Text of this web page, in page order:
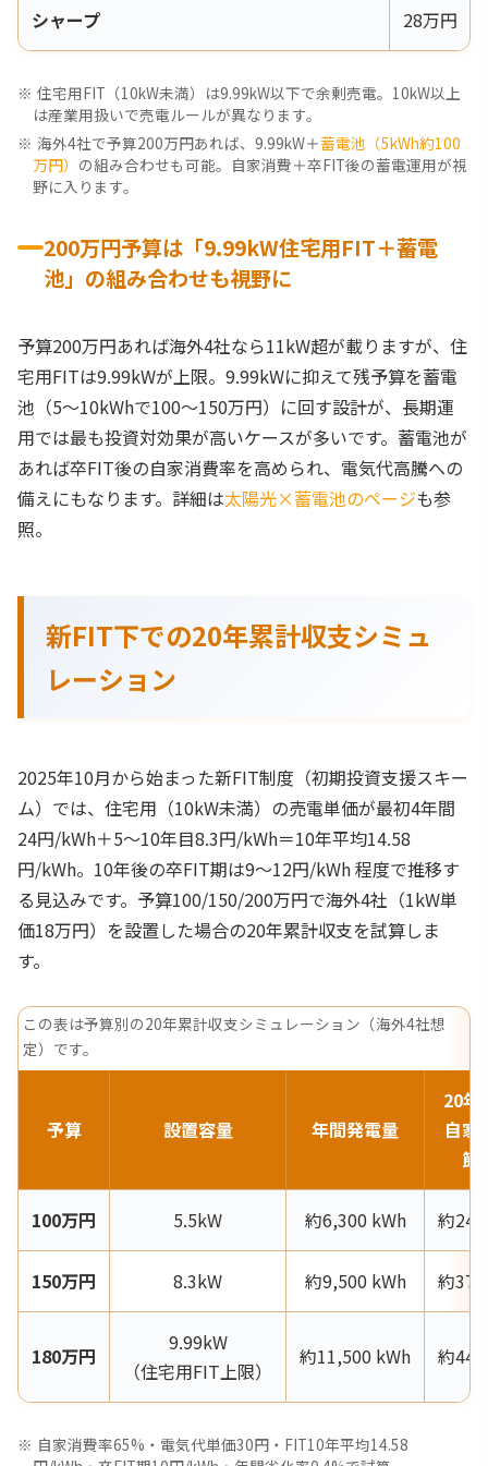
シャープ 28万円
住宅用FIT（10kW未満）は9.99kW以下で余剰売電。10kW以上
は産業用扱いで売電ルールが異なります。
海外4社で予算200万円あれば、9.99kW＋蓄電池（5kWh約100
万円） の組み合わせも可能。自家消費＋卒FIT後の蓄電運用が視
野に入ります。
200万円予算は「9.99kW住宅用FIT＋蓄電
池」の組み合わせも視野に
予算200万円あれば海外4社なら11kW超が載りますが、住
宅用FITは9.99kWが上限。9.99kWに抑えて残予算を蓄電
池（5〜10kWhで100〜150万円）に回す設計が、長期運
用では最も投資対効果が高いケースが多いです。蓄電池が
あれば卒FIT後の自家消費率を高められ、電気代高騰への
備えにもなります。詳細は太陽光×蓄電池のページも参
照。
新FIT下での20年累計収支シミュ
レーション
2025年10月から始まった新FIT制度（初期投資支援スキー
ム）では、住宅用（10kW未満）の売電単価が最初4年間
24円/kWh＋5〜10年目8.3円/kWh＝10年平均14.58
円/kWh。10年後の卒FIT期は9〜12円/kWh 程度で推移す
る見込みです。予算100/150/200万円で海外4社（1kW単
価18万円）を設置した場合の20年累計収支を試算しま
す。
この表は予算別の20年累計収支シミュレーション（海外4社想
定）です。
予算 設置容量 年間発電量
20年
自家
節
100万円 5.5kW 約6,300 kWh 約
150万円 8.3kW 約9,500 kWh 約
180万円
9.99kW
（住宅用FIT上限）
約11,500 kWh 約
自家消費率65%・電気代単価30円・FIT10年平均14.58